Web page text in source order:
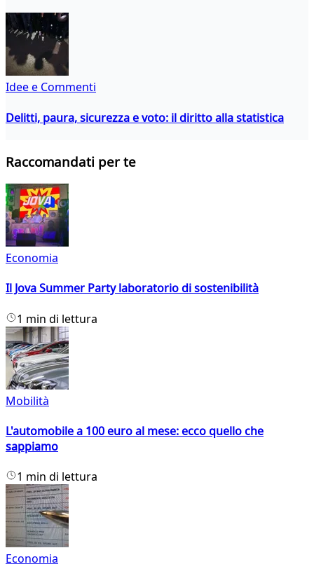
Idee e Commenti
Delitti, paura, sicurezza e voto: il diritto alla statistica
Raccomandati per te
Economia
Il Jova Summer Party laboratorio di sostenibilità
1 min di lettura
Mobilità
L'automobile a 100 euro al mese: ecco quello che
sappiamo
1 min di lettura
Economia